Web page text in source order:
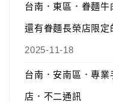
台南．東區．眷麵牛
還有眷麵長榮店限
2025-11-18
台南．安南區．專
店．不二通訊